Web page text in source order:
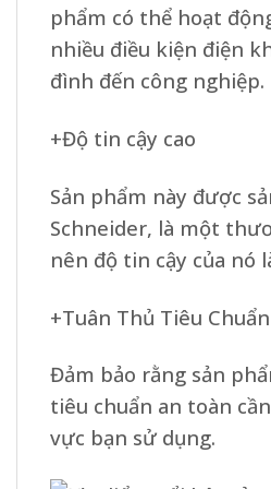
phẩm có thể hoạt
nhiều điều kiện điện
đình đến công nghiệp.
+Độ tin cậy cao
Sản phẩm này được
Schneider, là một
nên độ tin cậy của nó
+Tuân Thủ Tiêu
Đảm bảo rằng sản
tiêu chuẩn an toàn
vực bạn sử dụng.